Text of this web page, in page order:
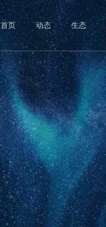
首页 动态 生态